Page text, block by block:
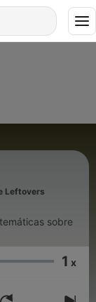
Leftovers
sobre
1 x